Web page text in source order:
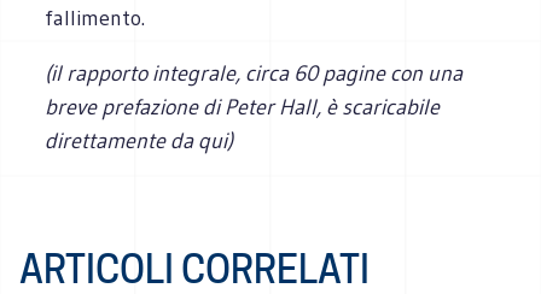
fallimento.
(il rapporto integrale, circa 60 pagine con una
breve prefazione di Peter Hall, è scaricabile
direttamente da qui)
ARTICOLI CORRELATI